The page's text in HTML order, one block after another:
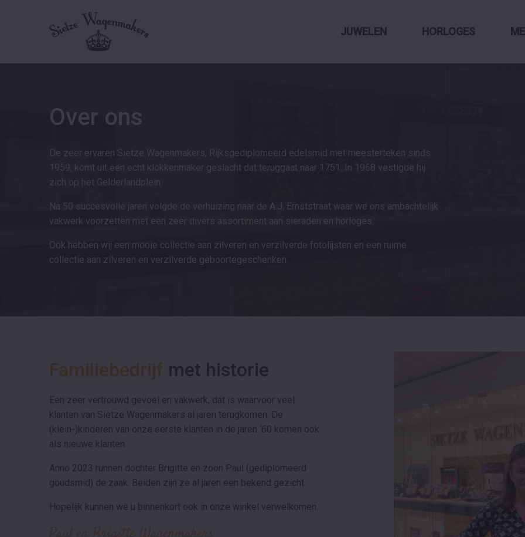
JUWELEN HORLOGES
Over ons
De zeer ervaren Sietze Wagenmakers, Rijksgediplomeerd edelsmid met meesterteken sinds
1959, komt uit een echt klokkenmaker geslacht dat teruggaat naar 1751. In 1968 vestigde hij
zich op het Gelderlandplein.
Na 50 succesvolle jaren volgde de verhuizing naar de A.J. Ernststraat waar we ons ambachtelijk
vakwerk voorzetten met een zeer divers assortiment aan sieraden en horloges.
Ook hebben wij een mooie collectie aan zilveren en verzilverde fotolijsten en een ruime
collectie aan zilveren en verzilverde geboortegeschenken.
Familiebedrijf met historie
Een zeer vertrouwd gevoel en vakwerk, dat is waarvoor veel
klanten van Sietze Wagenmakers al jaren terugkomen. De
(klein-)kinderen van onze eerste klanten in de jaren ‘60 komen ook
als nieuwe klanten.
Anno 2023 runnen dochter Brigitte en zoon Paul (gediplomeerd
goudsmid) de zaak. Beiden zijn ze al jaren een bekend gezicht.
Hopelijk kunnen we u binnenkort ook in onze winkel verwelkomen.